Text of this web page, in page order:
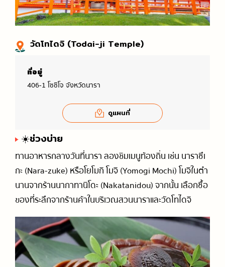
วัดโทไดจิ (Todai-ji Temple)
ที่อยู่
406-1 โซชิโจ จังหวัดนารา
ดูแผนที่
☀️ช่วงบ่าย
ทานอาหารกลางวันที่นารา ลองชิมเมนูท้องถิ่น เช่น นาราซึเ
กะ (Nara-zuke) หรือโยโมกิ โมจิ (Yomogi Mochi) โมจิในตำ
นานจากร้านนากาทานิโดะ (Nakatanidou) จากนั้น เลือกซื้อ
ของที่ระลึกจากร้านค้าในบริเวณสวนนาราและวัดโทไดจิ